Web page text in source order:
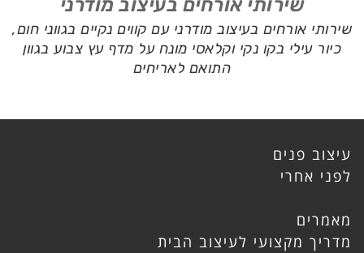
שירותי אורחים בעיצוב מודרני
שירותי אורחים בעיצוב מודרני עם קווים נקיים בגווני חום,
כיור עילי בקו נקי וקלאסי מונח על מדף עץ צבוע בגוון
התואם לאריחים
עיצוב פנים
לפני אחרי
מאמרים
מדריך מקצועי לעיצוב הבית